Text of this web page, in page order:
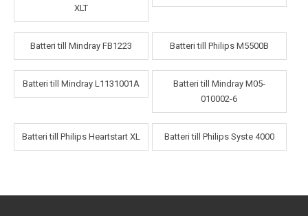
XLT
Batteri till Mindray FB1223 Batteri till Philips M5500B
Batteri till Mindray L1131001A
Batteri till Mindray M05-
010002-6
Batteri till Philips Heartstart XL Batteri till Philips Syste 4000